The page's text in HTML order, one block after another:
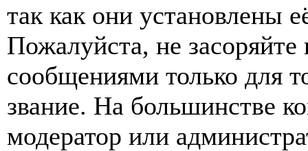
так как они установлены
Пожалуйста, не
сообщениями только для
звание. На большинстве
модератор или